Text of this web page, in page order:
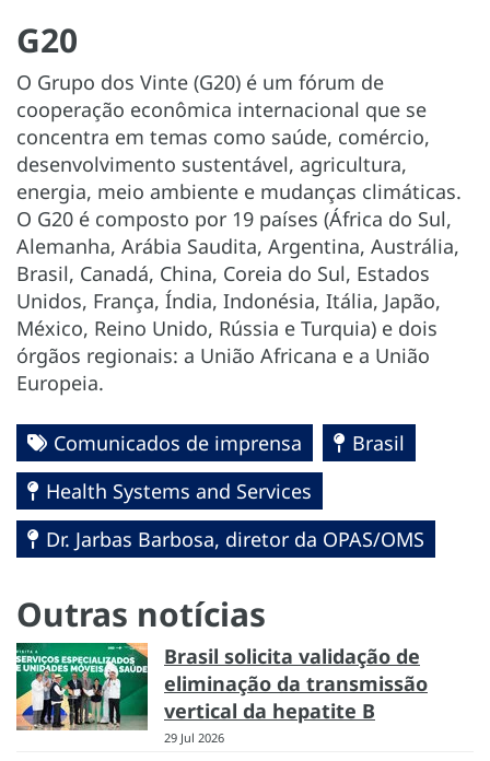
G20
O Grupo dos Vinte (G20) é um fórum de
cooperação econômica internacional que se
concentra em temas como saúde, comércio,
desenvolvimento sustentável, agricultura,
energia, meio ambiente e mudanças climáticas.
O G20 é composto por 19 países (África do Sul,
Alemanha, Arábia Saudita, Argentina, Austrália,
Brasil, Canadá, China, Coreia do Sul, Estados
Unidos, França, Índia, Indonésia, Itália, Japão,
México, Reino Unido, Rússia e Turquia) e dois
órgãos regionais: a União Africana e a União
Europeia.
Comunicados de imprensa
Brasil
Health Systems and Services
Dr. Jarbas Barbosa, diretor da OPAS/OMS
Outras notícias
Brasil solicita validação de
eliminação da transmissão
vertical da hepatite B
29 Jul 2026